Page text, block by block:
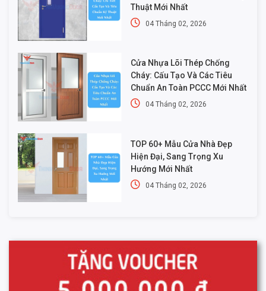
Thuật Mới Nhất
04 Tháng 02, 2026
Cửa Nhựa Lõi Thép Chống
Cháy: Cấu Tạo Và Các Tiêu
Chuẩn An Toàn PCCC Mới Nhất
04 Tháng 02, 2026
TOP 60+ Mẫu Cửa Nhà Đẹp
Hiện Đại, Sang Trọng Xu
Hướng Mới Nhất
04 Tháng 02, 2026